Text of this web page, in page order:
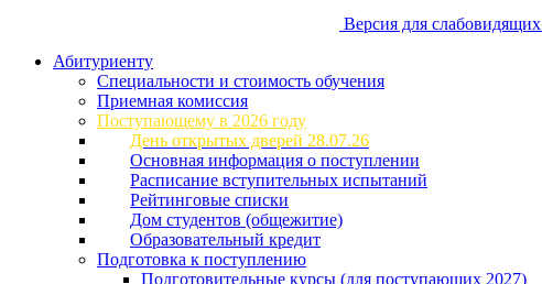
Версия для слабовидящих
Абитуриенту
Специальности и стоимость обучения
Приемная комиссия
Поступающему в 2026 году
День открытых дверей 28.07.26
Основная информация о поступлении
Расписание вступительных испытаний
Рейтинговые списки
Дом студентов (общежитие)
Образовательный кредит
Подготовка к поступлению
Подготовительные курсы (для поступающих 2027)